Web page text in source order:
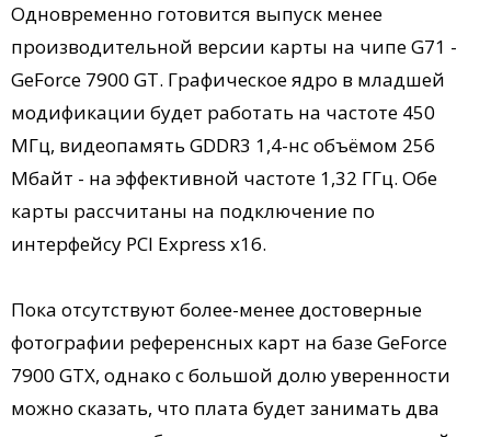
Одновременно готовится выпуск менее
производительной версии карты на чипе G71 -
GeForce 7900 GT. Графическое ядро в младшей
модификации будет работать на частоте 450
МГц, видеопамять GDDR3 1,4-нс объёмом 256
Мбайт - на эффективной частоте 1,32 ГГц. Обе
карты рассчитаны на подключение по
интерфейсу PCI Express x16.
Пока отсутствуют более-менее достоверные
фотографии референсных карт на базе GeForce
7900 GTX, однако с большой долю уверенности
можно сказать, что плата будет занимать два